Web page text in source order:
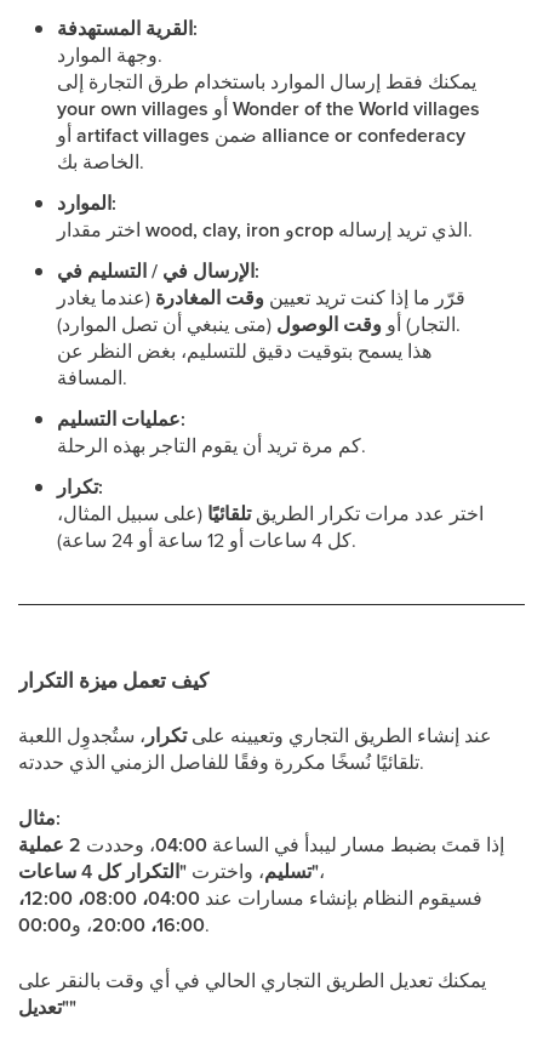
القرية المستهدفة:
وجهة الموارد.
يمكنك فقط إرسال الموارد باستخدام طرق التجارة إلى
your own villages Wonder of the World villages
artifact villages alliance or confederacy
الخاصة بك.
الموارد:
wood, clay, iron وcrop الذي تريد إرساله.
الإرسال في / التسليم في:
قرّر ما إذا كنت تريد تعيين وقت المغادرة (عندما يغادر
التجار) أو وقت الوصول
(متى ينبغي أن تصل الموارد).
هذا يسمح بتوقيت دقيق للتسليم، بغض النظر عن
المسافة.
عمليات التسليم:
كم مرة تريد أن يقوم التاجر بهذه الرحلة.
تكرار:
اختر عدد مرات تكرار الطريقتلقائيًا (على سبيل المثال،
كل 4 ساعات أو 12 ساعة أو 24 ساعة).
كيف تعمل ميزة التكرار
عند إنشاء الطريق التجاري وتعيينه علىتكرار، ستُجدوِل اللعبة
تلقائيًا نُسخًا مكررة وفقًا للفاصل الزمني الذي حددته.
مثال:
إذا قمتَ بضبط مسار ليبدأ في الساعة 04:00، وحددت
2 عملية
تسليم، واخترت "التكرار كل 4 ساعات"،
فسيقوم النظام بإنشاء مسارات عند
04:00، 08:00، 12:00،
16:00، 20:00
، و00:00 .
يمكنك تعديل الطريق التجاري الحالي في أي وقت بالنقر على
"تعديل"